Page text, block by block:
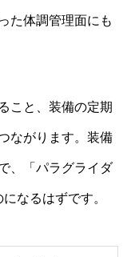
た体調管理面にも
こと、装備の定期
ながります。装備
、「パラグライダ
なるはずです。